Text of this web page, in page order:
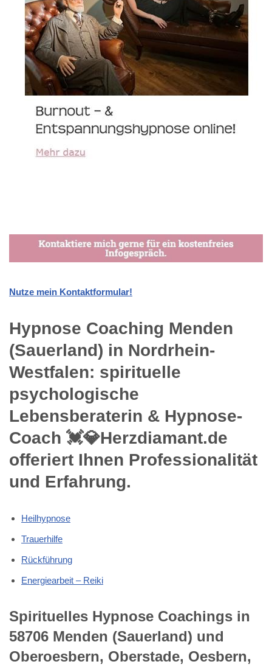
Nutze mein Kontaktformular!
Hypnose Coaching Menden
(Sauerland) in Nordrhein-
Westfalen: spirituelle
psychologische
Lebensberaterin & Hypnose-
Coach 💓️💎Herzdiamant.de
offeriert Ihnen Professionalität
und Erfahrung.
Heilhypnose
Trauerhilfe
Rückführung
Energiearbeit – Reiki
Spirituelles Hypnose Coachings in
58706 Menden (Sauerland) und
Oberoesbern, Oberstade, Oesbern,